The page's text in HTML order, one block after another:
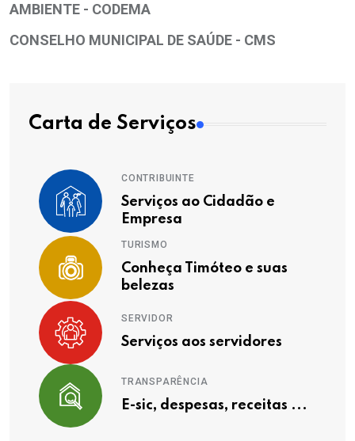
AMBIENTE - CODEMA
CONSELHO MUNICIPAL DE SAÚDE - CMS
Carta de Serviços
CONTRIBUINTE
Serviços ao Cidadão e
Empresa
TURISMO
Conheça Timóteo e suas
belezas
SERVIDOR
Serviços aos servidores
TRANSPARÊNCIA
E-sic, despesas, receitas ...